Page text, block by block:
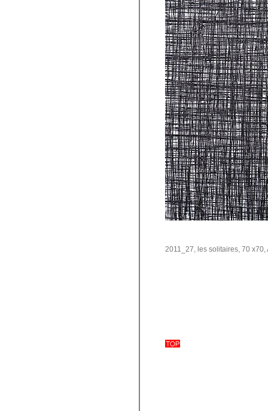
2011_27, les solitaires, 70